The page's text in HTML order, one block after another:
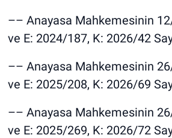
–– Anayasa Mahkemesinin
ve E: 2024/187, K: 2026/42
–– Anayasa Mahkemesinin
ve E: 2025/208, K: 2026/69
–– Anayasa Mahkemesinin
ve E: 2025/269, K: 2026/72